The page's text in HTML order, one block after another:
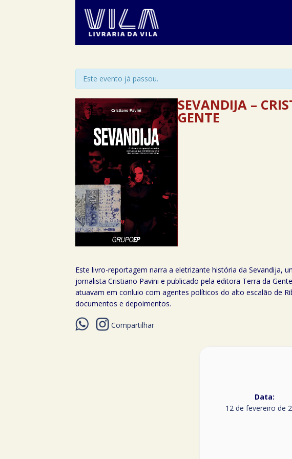
Este evento já passou.
SEVANDIJA –
GENTE
Este livro-reportagem narra a eletrizante história da Sevandija,
jornalista Cristiano Pavini e publicado pela editora Terra da
atuavam em conluio com agentes políticos do alto escalão de
documentos e depoimentos.
Compartilhar
Data:
12 de fevereiro de